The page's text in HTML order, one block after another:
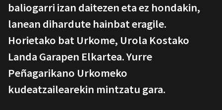
baliogarri izan daitezen eta ez hondakin,
lanean dihardute hainbat eragile.
Horietako bat Urkome, Urola Kostako
Landa Garapen Elkartea. Yurre
Peñagarikano Urkomeko
kudeatzailearekin mintzatu gara.